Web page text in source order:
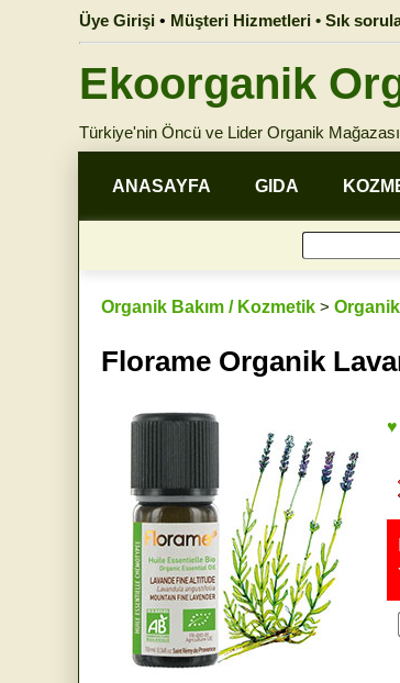
Üye Girişi • Müşteri Hizmetleri • Sık
Ekoorganik
Türkiye'nin Öncü ve Lider Organik Mağazası
ANASAYFA GIDA
Organik Bakım / Kozmetik >
Florame Organik